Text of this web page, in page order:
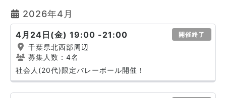
2026年4月
4月24日(金) 19:00 -21:00 開催終了
千葉県北西部周辺
募集人数：4名
社会人(20代)限定バレーボール開催！